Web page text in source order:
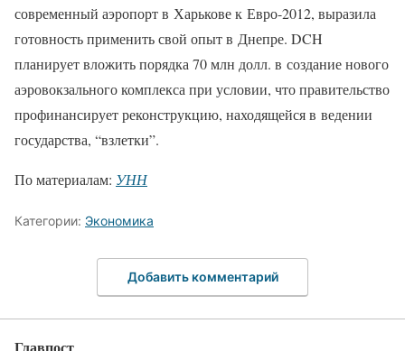
современный аэропорт в Харькове к Евро-2012, выразила
готовность применить свой опыт в Днепре. DCH
планирует вложить порядка 70 млн долл. в создание нового
аэровокзального комплекса при условии, что правительство
профинансирует реконструкцию, находящейся в ведении
государства, “взлетки”.
По материалам: УНН
Категории: Экономика
Добавить комментарий